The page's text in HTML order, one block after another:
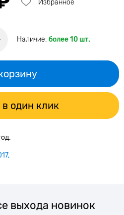
Избранное
Наличие: более 10 шт.
в один клик
выхода новинок